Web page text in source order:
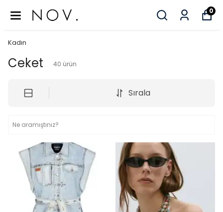
0
Kadın
Ceket 40 ürün
Sırala